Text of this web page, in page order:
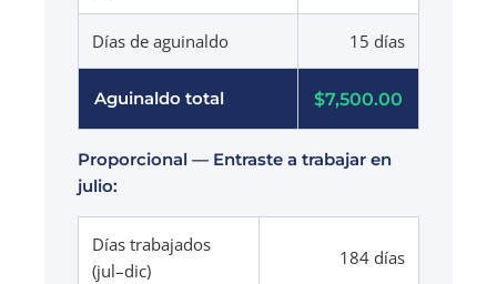
Días de aguinaldo 15 días
Aguinaldo total $7,500.00
Proporcional — Entraste a trabajar en
julio:
Días trabajados
(jul–dic)
184 días